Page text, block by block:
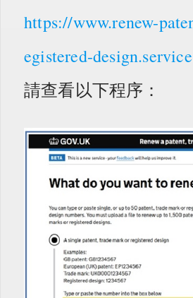
https://www.renew-
egistered-
請查看以下程序：